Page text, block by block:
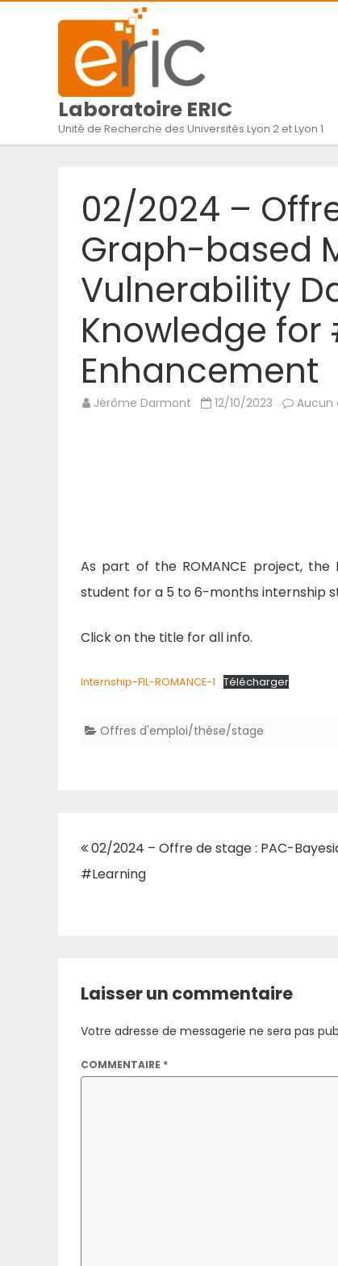
Laboratoire ERIC
Unité de Recherche des Universités Lyon 2 et Lyon 1
02/2024 –
Graph-based
Vulnerability
Knowledge
Enhancement
Jérôme Darmont 12/10/2023 Aucun
As part of the ROMANCE project, the
student for a 5 to 6-months internship
Click on the title for all info.
Internship-FIL-ROMANCE-1 Télécharger
Offres d'emploi/thèse/stage
Navigation
de
02/2024 – Offre de stage : PAC-
#Learning
Laisser un commentaire
Votre adresse de messagerie ne sera pas
COMMENTAIRE *